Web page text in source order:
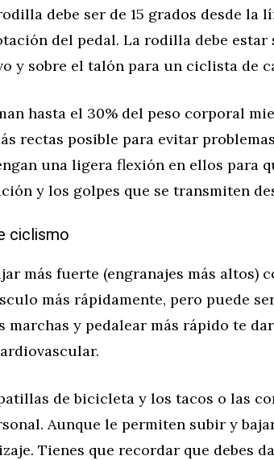
debe ser de 15 grados desde la
del pedal. La rodilla debe estar
y sobre el talón para un ciclista de
hasta el 30% del peso corporal
rectas posible para evitar
una ligera flexión en ellos para
y los golpes que se transmiten
ciclismo
más fuerte (engranajes más altos)
más rápidamente, pero puede
marchas y pedalear más rápido te
de bicicleta y los tacos o las
Aunque le permiten subir y
Tienes que recordar que debes